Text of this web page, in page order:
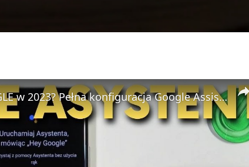
Jak włączyć ASYSTENTA GOOGLE w 2023? Pełna konfiguracja Google Assistant na telefonie i tablecie